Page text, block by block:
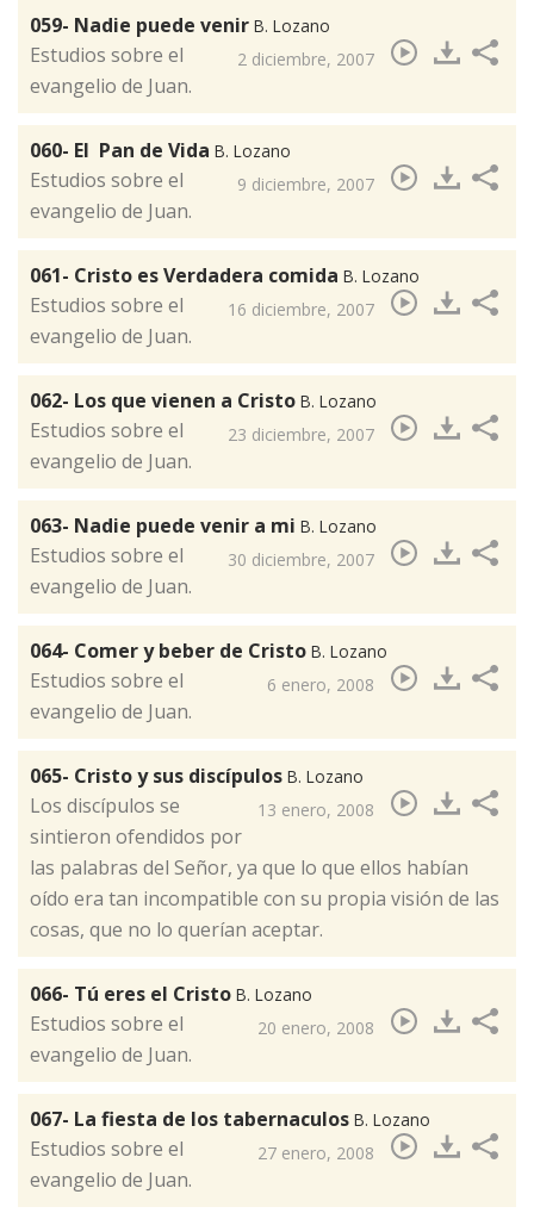
059- Nadie puede venir B. Lozano
2 diciembre, 2007
​Estudios sobre el
evangelio de Juan.
060- El Pan de Vida B. Lozano
9 diciembre, 2007
​Estudios sobre el
evangelio de Juan.
061- Cristo es Verdadera comida B. Lozano
16 diciembre, 2007
Estudios sobre el
evangelio de Juan.
062- Los que vienen a Cristo B. Lozano
23 diciembre, 2007
​Estudios sobre el
evangelio de Juan.
063- Nadie puede venir a mi B. Lozano
30 diciembre, 2007
Estudios sobre el
evangelio de Juan.
064- Comer y beber de Cristo B. Lozano
6 enero, 2008
​Estudios sobre el
evangelio de Juan.
065- Cristo y sus discípulos B. Lozano
13 enero, 2008
Los discípulos se
sintieron ofendidos por
las palabras del Señor, ya que lo que ellos habían
oído era tan incompatible con su propia visión de las
cosas, que no lo querían aceptar.
066- Tú eres el Cristo B. Lozano
20 enero, 2008
​Estudios sobre el
evangelio de Juan.
067- La fiesta de los tabernaculos B. Lozano
27 enero, 2008
Estudios sobre el
evangelio de Juan.